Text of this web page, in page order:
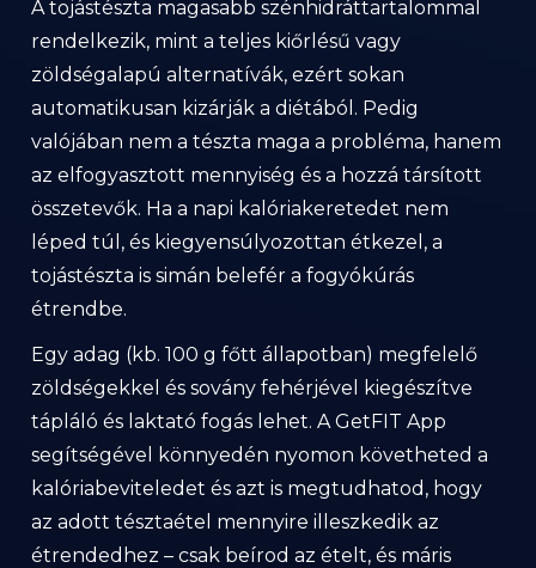
A tojástészta magasabb szénhidráttartalommal
rendelkezik, mint a teljes kiőrlésű vagy
zöldségalapú alternatívák, ezért sokan
automatikusan kizárják a diétából. Pedig
valójában nem a tészta maga a probléma, hanem
az elfogyasztott mennyiség és a hozzá társított
összetevők. Ha a napi kalóriakeretedet nem
léped túl, és kiegyensúlyozottan étkezel, a
tojástészta is simán belefér a fogyókúrás
étrendbe.
Egy adag (kb. 100 g főtt állapotban) megfelelő
zöldségekkel és sovány fehérjével kiegészítve
tápláló és laktató fogás lehet. A GetFIT App
segítségével könnyedén nyomon követheted a
kalóriabeviteledet és azt is megtudhatod, hogy
az adott tésztaétel mennyire illeszkedik az
étrendedhez – csak beírod az ételt, és máris